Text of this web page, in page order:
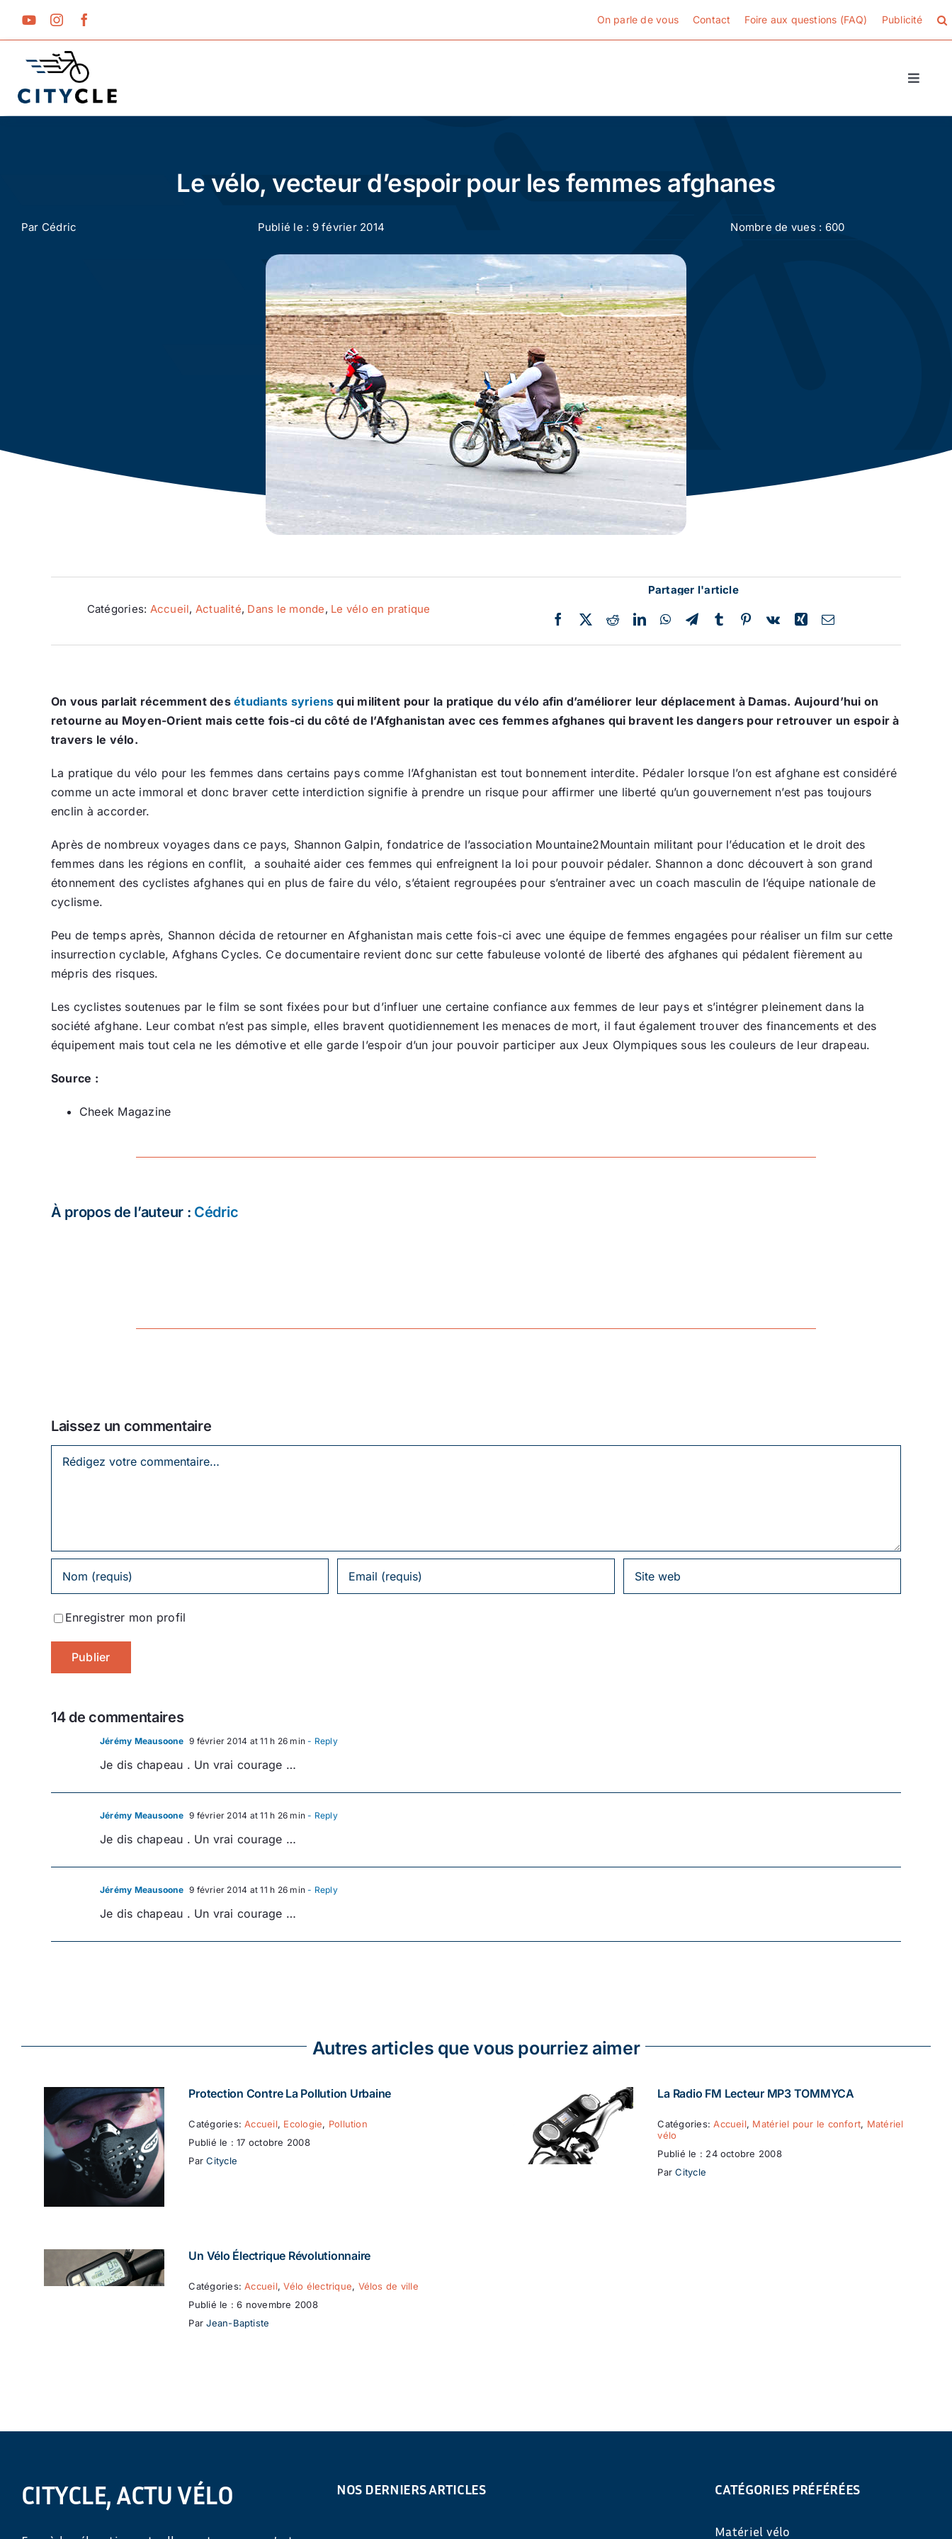
On parle de vous Contact Foire aux questions (FAQ) Publicité
Toggle
Cyclotourisme
Vélos de ville
Conseils
Actualité
Ecologie
Le vélo, vecteur d’espoir pour les femmes afghanes
Par Cédric Publié le : 9 février 2014 Nombre de vues : 600
Catégories: Accueil, Actualité, Dans le monde, Le vélo en pratique
Partager l'article
On vous parlait récemment desétudiants syriens qui militent pour la pratique du vélo afin d’améliorer leur déplacement à Damas. Aujourd’hui on
retourne au Moyen-Orient mais cette fois-ci du côté de l’Afghanistan avec ces femmes afghanes qui bravent les dangers pour retrouver un espoir à
travers le vélo.
La pratique du vélo pour les femmes dans certains pays comme l’Afghanistan est tout bonnement interdite. Pédaler lorsque l’on est afghane est considéré
comme un acte immoral et donc braver cette interdiction signifie à prendre un risque pour affirmer une liberté qu’un gouvernement n’est pas toujours
enclin à accorder.
Après de nombreux voyages dans ce pays, Shannon Galpin, fondatrice de l’association Mountaine2Mountain militant pour l’éducation et le droit des
femmes dans les régions en conflit, a souhaité aider ces femmes qui enfreignent la loi pour pouvoir pédaler. Shannon a donc découvert à son grand
étonnement des cyclistes afghanes qui en plus de faire du vélo, s’étaient regroupées pour s’entrainer avec un coach masculin de l’équipe nationale de
cyclisme.
Peu de temps après, Shannon décida de retourner en Afghanistan mais cette fois-ci avec une équipe de femmes engagées pour réaliser un film sur cette
insurrection cyclable, Afghans Cycles. Ce documentaire revient donc sur cette fabuleuse volonté de liberté des afghanes qui pédalent fièrement au
mépris des risques.
Les cyclistes soutenues par le film se sont fixées pour but d’influer une certaine confiance aux femmes de leur pays et s’intégrer pleinement dans la
société afghane. Leur combat n’est pas simple, elles bravent quotidiennement les menaces de mort, il faut également trouver des financements et des
équipement mais tout cela ne les démotive et elle garde l’espoir d’un jour pouvoir participer aux Jeux Olympiques sous les couleurs de leur drapeau.
Source :
Cheek Magazine
À propos de l’auteur : Cédric
14 de commentaires
Jérémy Meausoone 9 février 2014 at 11 h 26 min - Reply
Je dis chapeau . Un vrai courage …
Jérémy Meausoone 9 février 2014 at 11 h 26 min - Reply
Je dis chapeau . Un vrai courage …
Jérémy Meausoone 9 février 2014 at 11 h 26 min - Reply
Je dis chapeau . Un vrai courage …
Laissez un commentaire
Laissez
Enregistrer mon profil
Autres articles que vous pourriez aimer
Protection Contre La Pollution Urbaine
Catégories:Accueil, Ecologie, Pollution
Publié le : 17 octobre 2008
ParCitycle
La Radio FM Lecteur MP3 TOMMYCA
Catégories:Accueil, Matériel pour le confort, Matériel
vélo
Publié le : 24 octobre 2008
ParCitycle
Un Vélo Électrique Révolutionnaire
Catégories:Accueil,Vélo électrique, Vélos de ville
Publié le : 6 novembre 2008
ParJean-Baptiste
CITYCLE, ACTU VÉLO NOS DERNIERS ARTICLES CATÉGORIES PRÉFÉRÉES
Matériel vélo